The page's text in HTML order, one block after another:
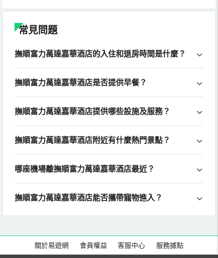
常見問題
撫順富力萬達嘉華酒店的入住和退房時間是什麼？
撫順富力萬達嘉華酒店是否提供早餐？
撫順富力萬達嘉華酒店提供哪些設施及服務？
撫順富力萬達嘉華酒店附近有什麼熱門景點？
哪座機場離撫順富力萬達嘉華酒店最近？
撫順富力萬達嘉華酒店能否攜帶寵物進入？
關於易遊網 會員權益 客服中心 服務據點